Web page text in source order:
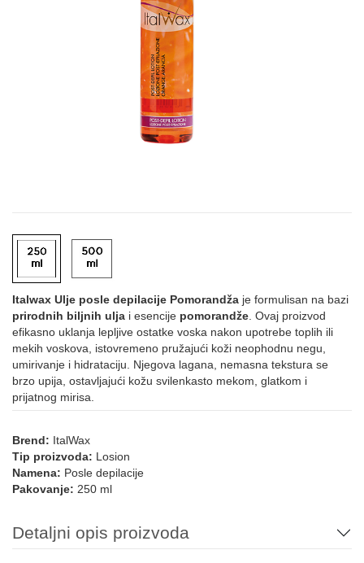
Italwax Ulje posle depilacije Pomorandža je formulisan na bazi
prirodnih biljnih ulja i esencije pomorandže. Ovaj proizvod
efikasno uklanja lepljive ostatke voska nakon upotrebe toplih ili
mekih voskova, istovremeno pružajući koži neophodnu negu,
umirivanje i hidrataciju. Njegova lagana, nemasna tekstura se
brzo upija, ostavljajući kožu svilenkasto mekom, glatkom i
prijatnog mirisa.
Brend: ItalWax
Tip proizvoda: Losion
Namena: Posle depilacije
Pakovanje: 250 ml
Detaljni opis proizvoda